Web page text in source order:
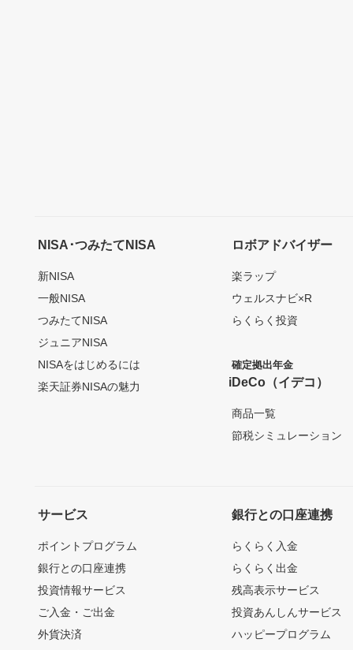
NISA･つみたてNISA
新NISA
一般NISA
つみたてNISA
ジュニアNISA
NISAをはじめるには
楽天証券NISAの魅力
ロボアドバイザー
楽ラップ
ウェルスナビ×R
らくらく投資
確定拠出年金
iDeCo（イデコ）
商品一覧
節税シミュレーション
サービス
ポイントプログラム
銀行との口座連携
投資情報サービス
ご入金・ご出金
外貨決済
銀行との口座連携
らくらく入金
らくらく出金
残高表示サービス
投資あんしんサービス
ハッピープログラム